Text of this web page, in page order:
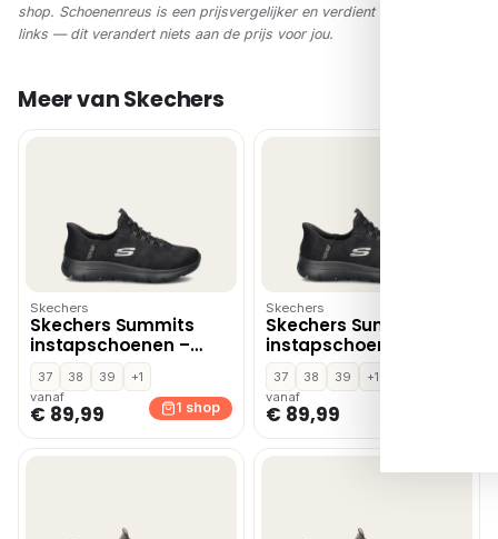
shop. Schoenenreus is een prijsvergelijker en verdient via affiliate-
links — dit verandert niets aan de prijs voor jou.
Meer van Skechers
Skechers
Skechers Summits
instapschoenen –
Zwart
37 38 39
+1
vanaf
€ 89,99 1 shop
Skechers
Skechers Summits
instapschoenen –
Zwart
37 38 39
+1
vanaf
€ 89,99